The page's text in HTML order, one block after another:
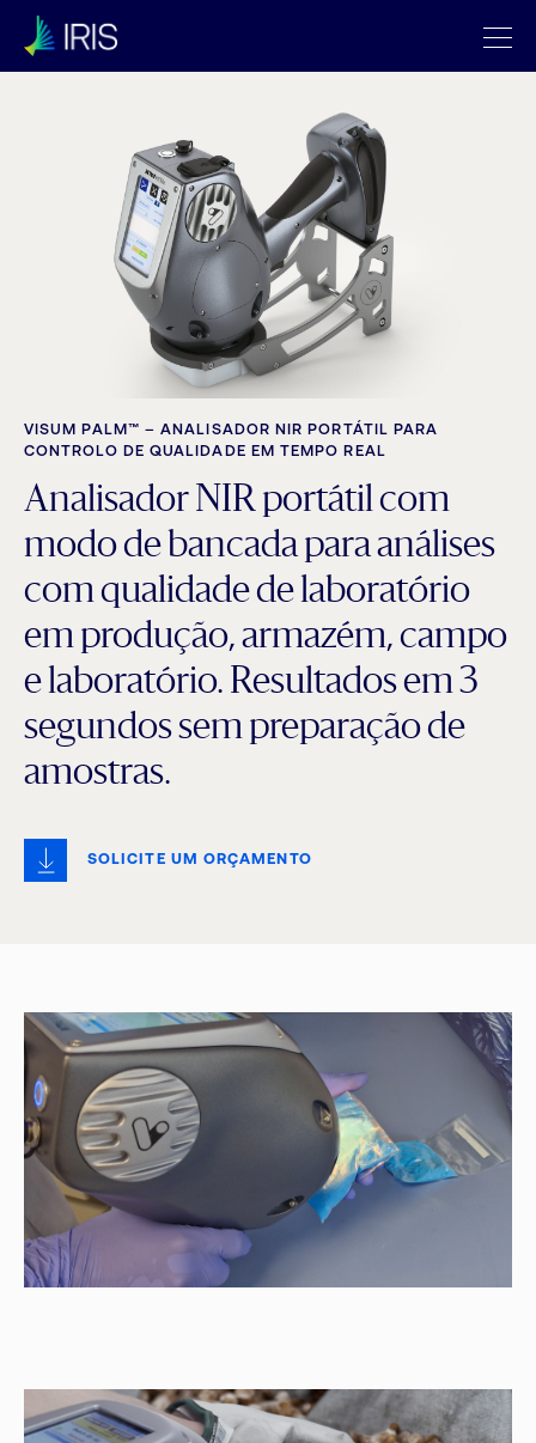
VISUM PALM™ – ANALISADOR NIR PORTÁTIL PARA
CONTROLO DE QUALIDADE EM TEMPO REAL
Analisador NIR portátil com
modo de bancada para análises
com qualidade de laboratório
em produção, armazém, campo
e laboratório. Resultados em 3
segundos sem preparação de
amostras.
SOLICITE UM ORÇAMENTO